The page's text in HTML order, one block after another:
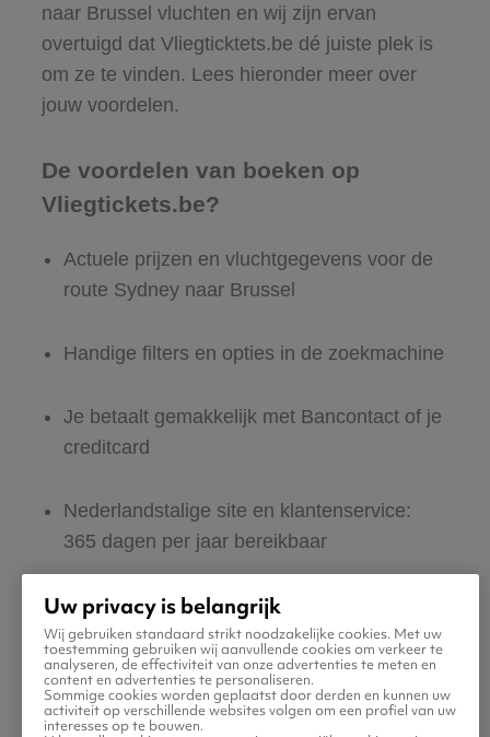
naar Brussel vluchten en wij zijn ervan
overtuigd dat Vliegticktets.be dé juiste plek is
om ze te vinden. Lees hieronder meer over
jouw voordelen.
De voordelen van boeken op
Vliegtickets.be?
Actuele prijzen en vluchtgegevens voor de
route Sydney naar Brussel
Handige filters en opties in de zoekmachine
Je betaalt gemakkelijk met Bancontact of je
creditcard
Nederlandstalige site en klantenservice:
365 dagen per jaar bereikbaar
Zeker van veilig boeken en betalen
Boek ook direct een hotel of huurauto voor
in Brussel
Uw privacy is belangrijk
Wij gebruiken standaard strikt noodzakelijke cookies. Met uw
toestemming gebruiken wij aanvullende cookies om verkeer te
analyseren, de effectiviteit van onze advertenties te meten en
content en advertenties te personaliseren.
Sommige cookies worden geplaatst door derden en kunnen uw
activiteit op verschillende websites volgen om een profiel van uw
interesses op te bouwen.